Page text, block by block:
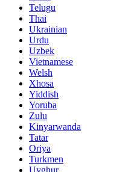
Telugu
Thai
Ukrainian
Urdu
Uzbek
Vietnamese
Welsh
Xhosa
Yiddish
Yoruba
Zulu
Kinyarwanda
Tatar
Oriya
Turkmen
Uyghur